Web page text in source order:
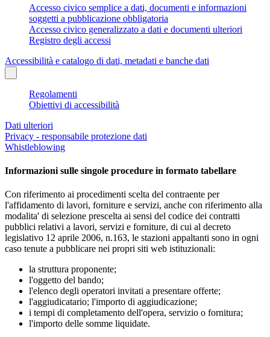
Accesso civico semplice a dati, documenti e informazioni
soggetti a pubblicazione obbligatoria
Accesso civico generalizzato a dati e documenti ulteriori
Registro degli accessi
Accessibilità e catalogo di dati, metadati e banche dati
Regolamenti
Obiettivi di accessibilità
Dati ulteriori
Privacy - responsabile protezione dati
Whistleblowing
Informazioni sulle singole procedure in formato tabellare
Con riferimento ai procedimenti scelta del contraente per
l'affidamento di lavori, forniture e servizi, anche con riferimento alla
modalita' di selezione prescelta ai sensi del codice dei contratti
pubblici relativi a lavori, servizi e forniture, di cui al decreto
legislativo 12 aprile 2006, n.163, le stazioni appaltanti sono in ogni
caso tenute a pubblicare nei propri siti web istituzionali:
la struttura proponente;
l'oggetto del bando;
l'elenco degli operatori invitati a presentare offerte;
l'aggiudicatario; l'importo di aggiudicazione;
i tempi di completamento dell'opera, servizio o fornitura;
l'importo delle somme liquidate.